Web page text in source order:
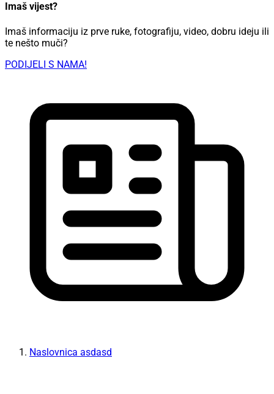
Imaš vijest?
Imaš informaciju iz prve ruke, fotografiju, video, dobru ideju ili
te nešto muči?
PODIJELI S NAMA!
Naslovnica asdasd